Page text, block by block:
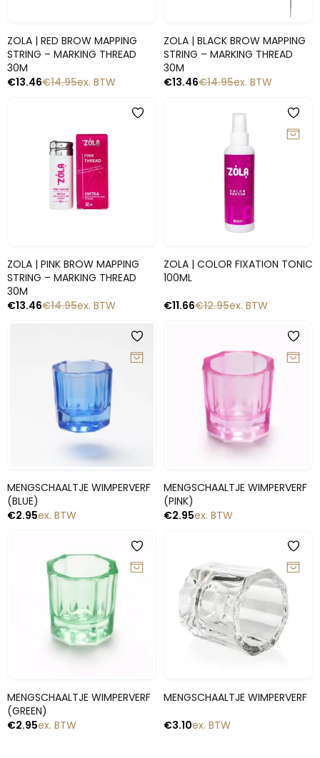
ZOLA | RED BROW MAPPING
STRING – MARKING THREAD
30M
€14.95
€13.46 ex. BTW
ZOLA | BLACK BROW MAPPING
STRING – MARKING THREAD
30M
€14.95
€13.46 ex. BTW
ZOLA | PINK BROW MAPPING
STRING – MARKING THREAD
30M
€14.95
€13.46 ex. BTW
ZOLA | COLOR FIXATION TONIC
100ML
€12.95
€11.66 ex. BTW
MENGSCHAALTJE WIMPERVERF
(BLUE)
€2.95ex. BTW
MENGSCHAALTJE WIMPERVERF
(PINK)
€2.95ex. BTW
MENGSCHAALTJE WIMPERVERF
(GREEN)
€2.95ex. BTW
MENGSCHAALTJE WIMPERVERF
€3.10ex. BTW